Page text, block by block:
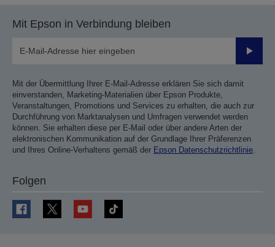
Mit Epson in Verbindung bleiben
Mit der Übermittlung Ihrer E-Mail-Adresse erklären Sie sich damit
einverstanden, Marketing-Materialien über Epson Produkte,
Veranstaltungen, Promotions und Services zu erhalten, die auch zur
Durchführung von Marktanalysen und Umfragen verwendet werden
können. Sie erhalten diese per E-Mail oder über andere Arten der
elektronischen Kommunikation auf der Grundlage Ihrer Präferenzen
und Ihres Online-Verhaltens gemäß der Epson Datenschutzrichtlinie.
Folgen